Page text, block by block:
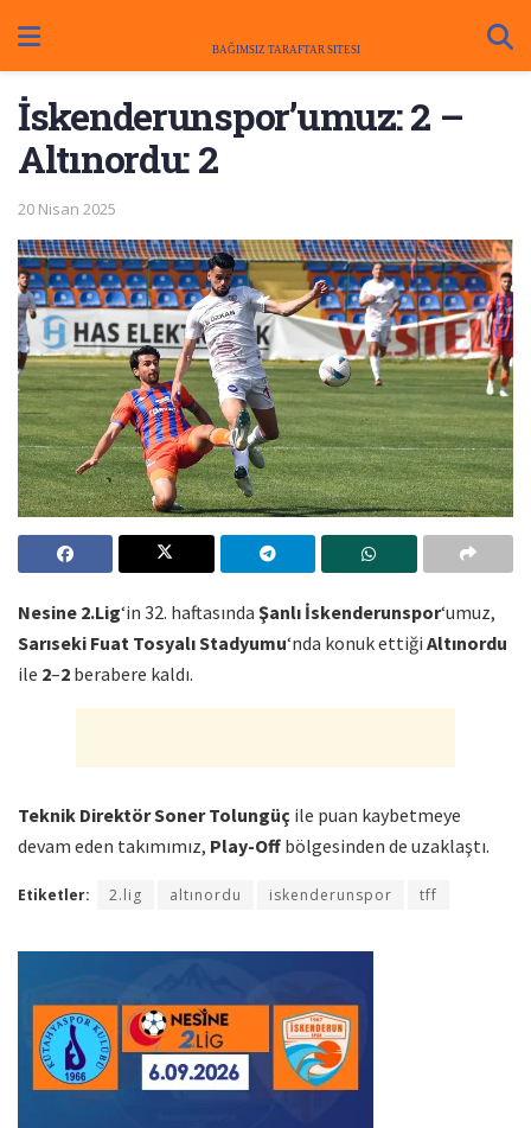
İskenderunspor’umuz: 2 –
Altınordu: 2
20 Nisan 2025
Nesine 2.Lig‘in 32. haftasında Şanlı İskenderunspor‘umuz,
Sarıseki Fuat Tosyalı Stadyumu‘nda konuk ettiği Altınordu
ile 2–2 berabere kaldı.
Teknik Direktör Soner Tolungüç ile puan kaybetmeye
devam eden takımımız, Play-Off bölgesinden de uzaklaştı.
Etiketler: 2.lig altınordu iskenderunspor tff